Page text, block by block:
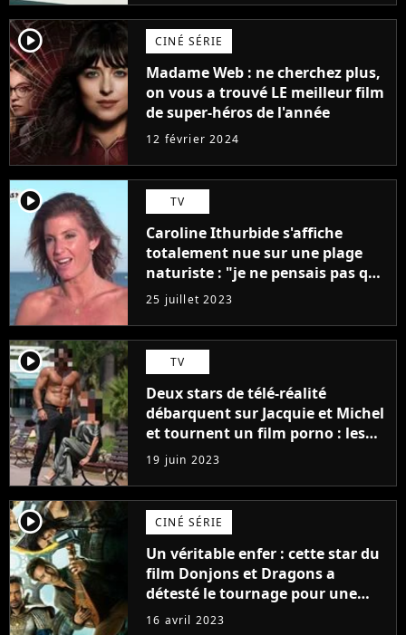
player2 CINÉ SÉRIE
Madame Web : ne cherchez plus,
on vous a trouvé LE meilleur film
de super-héros de l'année
12 février 2024
player2 TV
Caroline Ithurbide s'affiche
totalement nue sur une plage
naturiste : "je ne pensais pas que
j'arriverais à le faire..."
25 juillet 2023
player2 TV
Deux stars de télé-réalité
débarquent sur Jacquie et Michel
et tournent un film porno : les
premières images du tournage
(exclu)
19 juin 2023
player2 CINÉ SÉRIE
Un véritable enfer : cette star du
film Donjons et Dragons a
détesté le tournage pour une
raison très spéciale
16 avril 2023